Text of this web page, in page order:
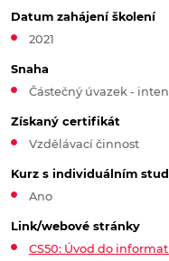
Datum zahájení školení
2021
Snaha
Částečný úvazek -
Získaný certifikát
Vzdělávací činnost
Kurz s individuálním
Ano
Link/webové stránky
CS50: Úvod do